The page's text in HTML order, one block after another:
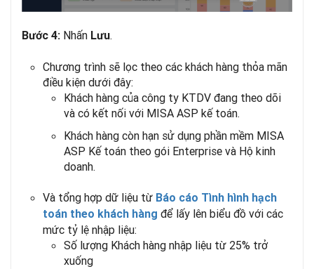
Bước 4: Nhấn Lưu.
Chương trình sẽ lọc theo các khách hàng thỏa mãn
điều kiện dưới đây:
Khách hàng của công ty KTDV đang theo dõi
và có kết nối với MISA ASP kế toán.
Khách hàng còn hạn sử dụng phần mềm MISA
ASP Kế toán theo gói Enterprise và Hộ kinh
doanh.
Và tổng hợp dữ liệu từ Báo cáo Tình hình hạch
toán theo khách hàng để lấy lên biểu đồ với các
mức tỷ lệ nhập liệu:
Số lượng Khách hàng nhập liệu từ 25% trở
xuống